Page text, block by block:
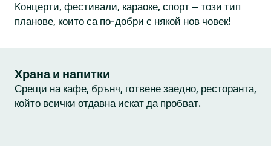
Концерти, фестивали, караоке, спорт – този тип
планове, които са по-добри с някой нов човек!
Храна и напитки
Срещи на кафе, брънч, готвене заедно, ресторанта,
който всички отдавна искат да пробват.